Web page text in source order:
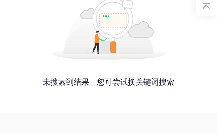
未搜索到结果，您可尝试换关键词搜索